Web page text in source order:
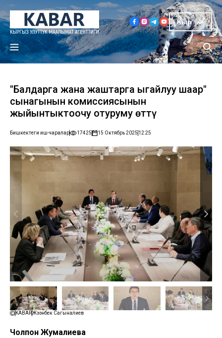
Кыр
"Балдарга жана жаштарга ыңгайлуу шаар"
сынагынын комиссиясынын
жыйынтыктоочу отуруму өттү
Бишкектеги иш-чаралар 17425 15 Октябрь 2025 12:25
KABARЖээнбек Сагыналиев
Чолпон Жумалиева